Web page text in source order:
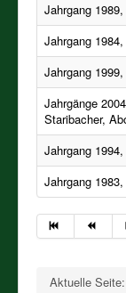
GEREIFTE
Jahrgang
Jahrgang
Jahrgang
Jahrgänge
Staribacher,
Jahrgang
Jahrgang
Aktuelle Seite: